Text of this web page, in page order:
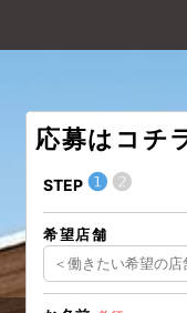
応募はコチ
STEP ❶❷
希望店舗